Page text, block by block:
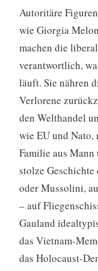
Autoritäre
wie Giorgia
machen die
verantwortlich,
läuft. Sie nähren
Verlorene
den Welthandel
wie EU und
Familie aus Mann
stolze
oder Mussolini,
– auf
Gauland
das Vietnam-
das Holocaust-